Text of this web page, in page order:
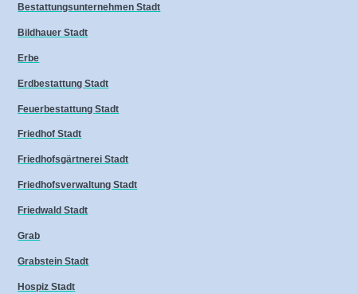
Bestattungsunternehmen Stadt
Bildhauer Stadt
Erbe
Erdbestattung Stadt
Feuerbestattung Stadt
Friedhof Stadt
Friedhofsgärtnerei Stadt
Friedhofsverwaltung Stadt
Friedwald Stadt
Grab
Grabstein Stadt
Hospiz Stadt